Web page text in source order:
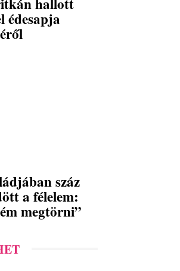
édesapja
száz
a félelem:
megtörni”